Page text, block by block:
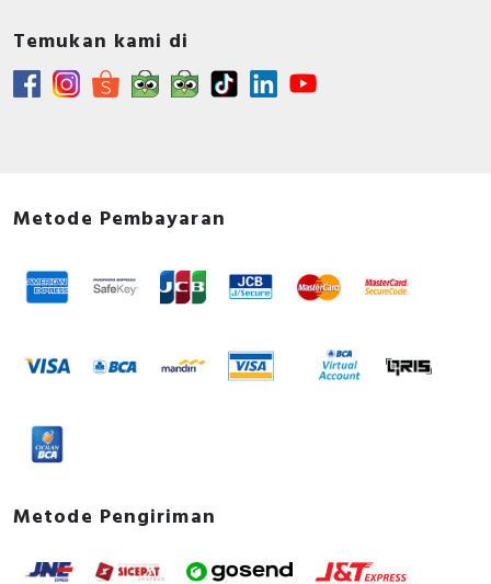
Schneider Electric, ABB, Siemens, Fuji Electric, LS
Electric, Nidec, Socomec, L&T, Ducati Energia, Chint,
Hager, Nader, Axle, Lifasa, Himel, APC, Hensel,
PM, Supreme, Kabelindo, Kabelmetal Indonesia,
B&D Transformer, Asco, Secure, Howig, Onesto,
Veloce dan masih banyak lagi.
keaslian barang. Untuk dapatkan harga MCB terbaik
atau marketing kami silakan klik disini
berbelanja.
Temukan kami di
Metode Pembayaran
Metode Pengiriman